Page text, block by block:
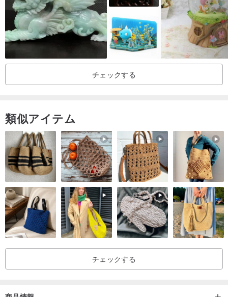
場合は、セメント素材特有の味で使用に影響はありませんので、お
気軽にご購入ください。
Muijuによる手作りと写真
チェックする
類似アイテム
チェックする